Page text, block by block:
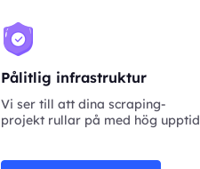
Pålitlig infrastruktur
Vi ser till att dina scraping-
projekt rullar på med hög upptid